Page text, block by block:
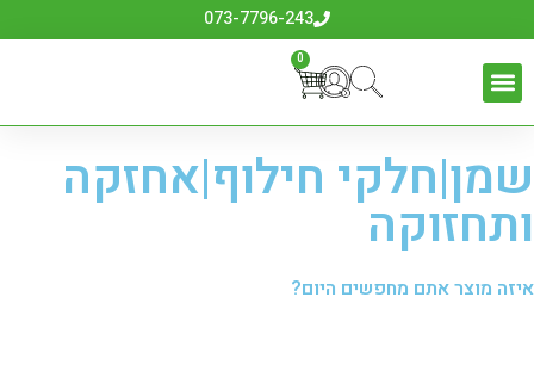
073-7796-243
0
שמן|חלקי חילוף|אחזקה
ותחזוקה
איזה מוצר אתם מחפשים היום?